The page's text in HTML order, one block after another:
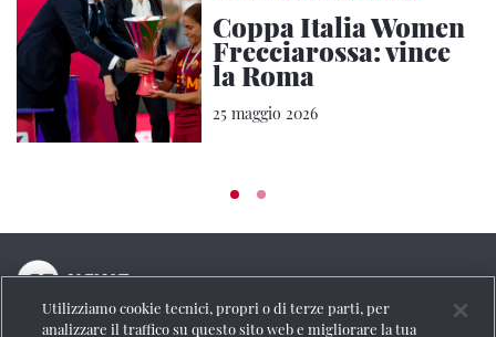
Coppa Italia Women
Frecciarossa: vince
la Roma
25 maggio 2026
La testata online del Gruppo FS Italiane
Utilizziamo cookie tecnici, propri o di terze parti, per
analizzare il traffico su questo sito web e migliorare la tua